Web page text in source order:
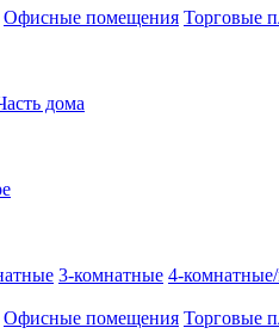
Офисные помещения Торговые
дома
3-комнатные 4-
Офисные помещения Торговые